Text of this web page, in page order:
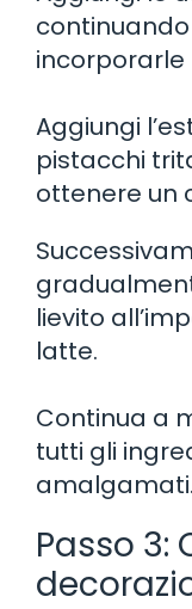
incorporarle
Aggiungi
pistacchi
ottenere un
lievito
latte.
Continua a
tutti gli
amalgamati.
Passo 3: